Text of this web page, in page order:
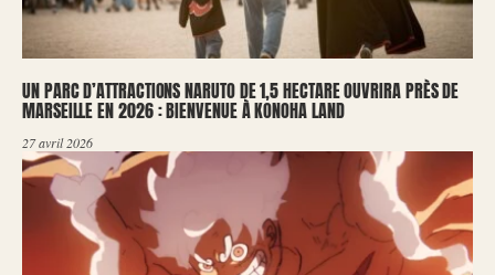
UN PARC D’ATTRACTIONS NARUTO DE 1,5 HECTARE OUVRIRA PRÈS DE
MARSEILLE EN 2026 : BIENVENUE À KONOHA LAND
27 avril 2026